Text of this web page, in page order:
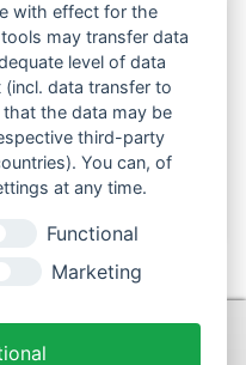
with effect for the
may transfer data
level of data
data transfer to
the data may be
third-party
You can, of
at any time.
Functional
Marketing
Netzwerken: